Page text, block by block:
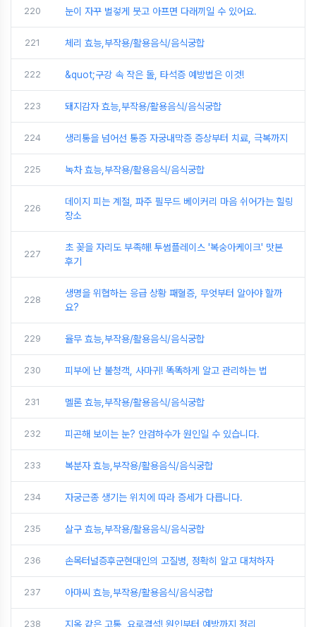
220 눈이 자꾸 벌겋게 붓고 아프면 다래끼일 수 있어요.
221 체리 효능,부작용/활용음식/음식궁합
222 &quot;구강 속 작은 돌, 타석증 예방법은 이것!
223 돼지감자 효능,부작용/활용음식/음식궁합
224 생리통을 넘어선 통증 자궁내막증 증상부터 치료, 극복까지
225 녹차 효능,부작용/활용음식/음식궁합
226
데이지 피는 계절, 파주 필무드 베이커리 마음 쉬어가는 힐링
장소
227
초 꽂을 자리도 부족해! 투썸플레이스 '복숭아케이크' 맛본
후기
228
생명을 위협하는 응급 상황 패혈증, 무엇부터 알아야 할까
요?
229 율무 효능,부작용/활용음식/음식궁합
230 피부에 난 불청객, 사마귀! 똑똑하게 알고 관리하는 법
231 멜론 효능,부작용/활용음식/음식궁합
232 피곤해 보이는 눈? 안검하수가 원인일 수 있습니다.
233 복분자 효능,부작용/활용음식/음식궁합
234 자궁근종 생기는 위치에 따라 증세가 다릅니다.
235 살구 효능,부작용/활용음식/음식궁합
236 손목터널증후군현대인의 고질병, 정확히 알고 대처하자
237 아마씨 효능,부작용/활용음식/음식궁합
238 지옥 같은 고통, 요로결석! 원인부터 예방까지 정리